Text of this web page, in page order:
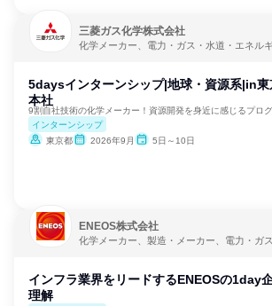
三菱ガス化学株式会社
化学メーカー、電力・ガス・水道・エネル
5daysインターンシップ|地球・資源系|in東
本社
9割自社技術の化学メーカー！資源開発を身近に感じるプロ
インターンシップ
東京都
2026年9月 5日～10日
ENEOS株式会社
化学メーカー、製造・メーカー、電力・ガ
インフラ業界をリードするENEOSの1day
理解